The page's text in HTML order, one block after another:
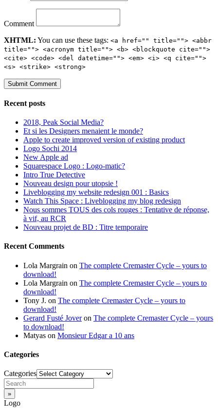
Comment
XHTML: You can use these tags: <a href="" title=""> <abbr
title=""> <acronym title=""> <b> <blockquote cite="">
<cite> <code> <del datetime=""> <em> <i> <q cite="">
<s> <strike> <strong>
Recent posts
2018, Peak Social Media?
Et si les Designers menaient le monde?
Apple to create improved version of existing product
Logo Sochi 2014
New Apple ad
Squarespace Logo : Logo-matic?
Intro True Detective
Nouveau design pour utopsie !
Liveblogging my website redesign 001 : Basics
Watch This Space : Liveblogging my blog redesign
Nous sommes TOUS des cols rouges : Tentative de réponse,
à vif, au RCR
Nouveau projet de BD : Titre temporaire
Recent Comments
Lola Margrain on The complete Cremaster Cycle – yours to
download!
Lola Margrain on The complete Cremaster Cycle – yours to
download!
Tony J. on The complete Cremaster Cycle – yours to
download!
Gerard Fusté Joveron The complete Cremaster Cycle – yours
to download!
Matyas on Monsieur Edgar a 10 ans
Categories
Categories
Logo